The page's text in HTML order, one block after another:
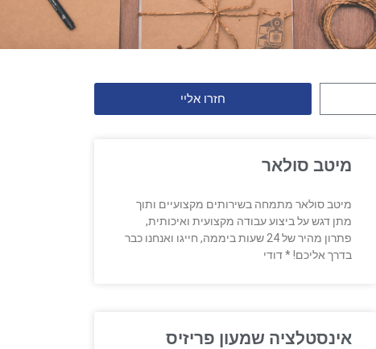
חזרו אליי
מיטב סולאר
מיטב סולאר מתמחה בשירותים מקצועיים ותוך
מתן דגש על ביצוע עבודה מקצועית ואיכותית,
פתרון מהיר של 24 שעות ביממה, חייגו ואנחנו כבר
בדרך אליכם! * דודי
אינסטלציה שמעון פריזיס